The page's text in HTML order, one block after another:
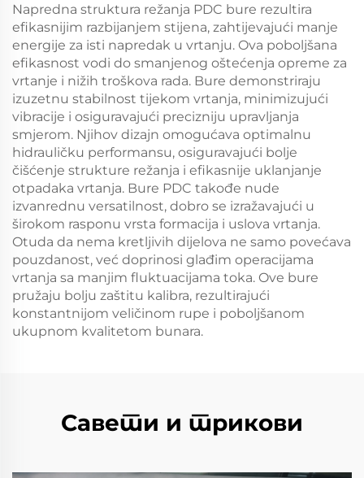
Napredna struktura režanja PDC bure rezultira
efikasnijim razbijanjem stijena, zahtijevajući manje
energije za isti napredak u vrtanju. Ova poboljšana
efikasnost vodi do smanjenog oštećenja opreme za
vrtanje i nižih troškova rada. Bure demonstriraju
izuzetnu stabilnost tijekom vrtanja, minimizujući
vibracije i osiguravajući precizniju upravljanja
smjerom. Njihov dizajn omogućava optimalnu
hidrauličku performansu, osiguravajući bolje
čišćenje strukture režanja i efikasnije uklanjanje
otpadaka vrtanja. Bure PDC takođe nude
izvanrednu versatilnost, dobro se izražavajući u
širokom rasponu vrsta formacija i uslova vrtanja.
Otuda da nema kretljivih dijelova ne samo povećava
pouzdanost, već doprinosi glađim operacijama
vrtanja sa manjim fluktuacijama toka. Ove bure
pružaju bolju zaštitu kalibra, rezultirajući
konstantnijom veličinom rupe i poboljšanom
ukupnom kvalitetom bunara.
Савети и трикови